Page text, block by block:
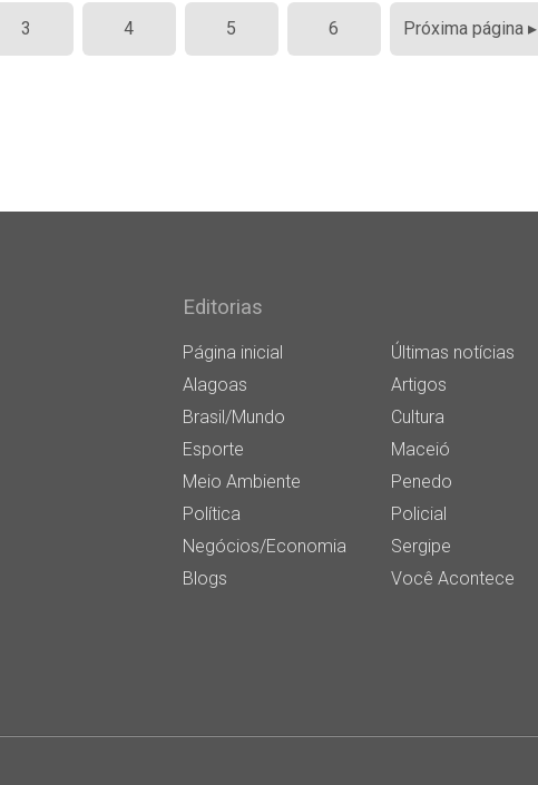
3 4 5 6 Próxima página ▸
Editorias
Página inicial
Últimas notícias
Alagoas
Artigos
Brasil/Mundo
Cultura
Esporte
Maceió
Meio Ambiente
Penedo
Política
Policial
Negócios/Economia
Sergipe
Blogs
Você Acontece